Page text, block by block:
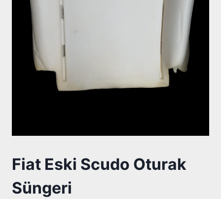
Fiat Eski Scudo Oturak
Süngeri